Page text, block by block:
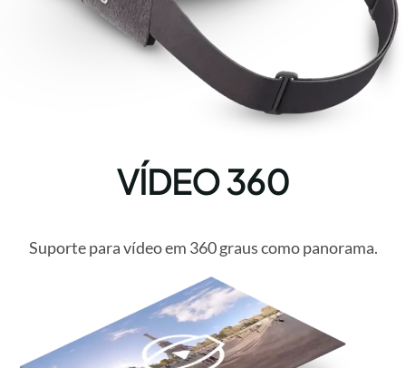
VÍDEO 360
Suporte para vídeo em 360 graus como panorama.